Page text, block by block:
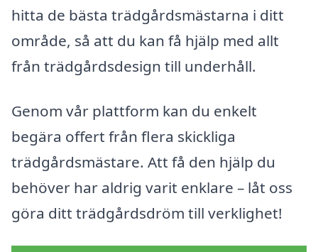
hitta de bästa trädgårdsmästarna i ditt
område, så att du kan få hjälp med allt
från trädgårdsdesign till underhåll.
Genom vår plattform kan du enkelt
begära offert från flera skickliga
trädgårdsmästare. Att få den hjälp du
behöver har aldrig varit enklare – låt oss
göra ditt trädgårdsdröm till verklighet!